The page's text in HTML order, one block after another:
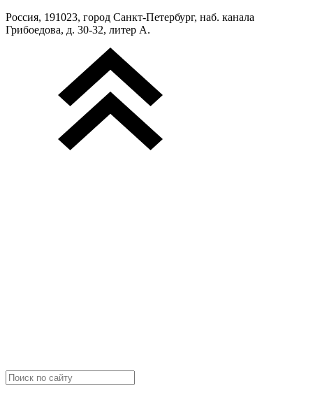
Россия, 191023, город Санкт-Петербург, наб. канала
Грибоедова, д. 30-32, литер А.